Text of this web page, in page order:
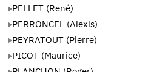
PELLET (René)
PERRONCEL (Alexis)
PEYRATOUT (Pierre)
PICOT (Maurice)